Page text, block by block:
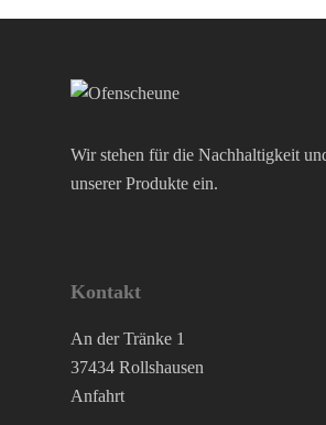
Wir stehen für die Nachhaltigkeit
unserer Produkte ein.
Kontakt
An der Tränke 1
37434 Rollshausen
Anfahrt